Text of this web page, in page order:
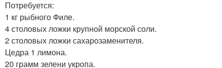
Потребуется:
1 кг рыбного Филе.
4 столовых ложки крупной морской соли.
2 столовых ложки сахарозаменителя.
Цедра 1 лимона.
20 грамм зелени укропа.